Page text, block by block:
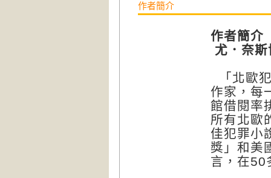
作者簡介
作者簡介
尤．奈
「北歐
作家，每
館借閱率
所有北歐
佳犯罪小
獎」和美
言，在50